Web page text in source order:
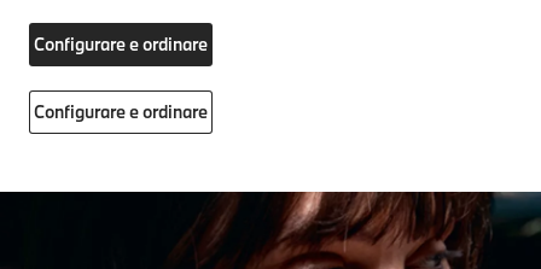
Configurare e ordinare
Configurare e ordinare